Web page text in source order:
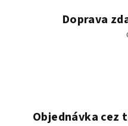
Doprava
Objednávka cez